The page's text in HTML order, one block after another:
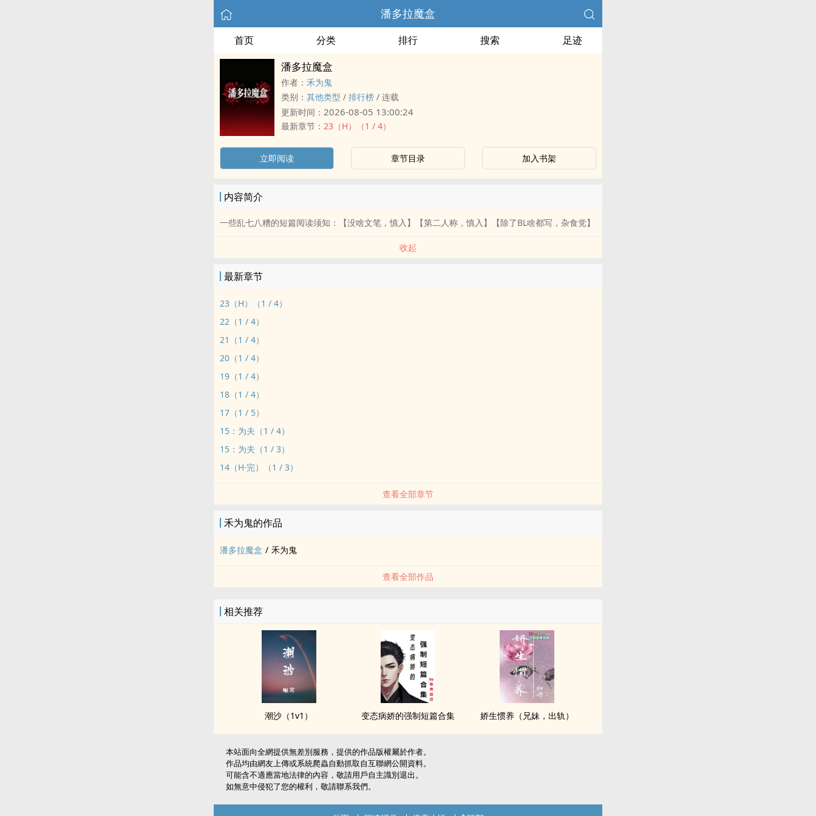
潘多拉魔盒
首页 分类 排行 搜索 足迹
潘多拉魔盒
作者： 禾为鬼
类别： 其他类型 / 排行榜 / 连载
更新时间： 2026-08-05 13:00:24
最新章节： 23（H）（1 / 4）
立即阅读 章节目录 加入书架
内容简介
一些乱七八糟的短篇阅读须知：【没啥文笔，慎入】【第二人称，慎入】【除了BL啥都写，杂食党】
收起
最新章节
23（H）（1 / 4）
22（1 / 4）
21（1 / 4）
20（1 / 4）
19（1 / 4）
18（1 / 4）
17（1 / 5）
15：为夫（1 / 4）
15：为夫（1 / 3）
14（H·完）（1 / 3）
查看全部章节
禾为鬼的作品
潘多拉魔盒 / 禾为鬼
查看全部作品
相关推荐
潮沙（1v1） 变态病娇的强制短篇合集 娇生惯养（‍兄‍妹‌‎，出轨）
本站面向全網提供無差別服務，提供的作品版權屬於作者。
作品均由網友上傳或系統爬蟲自動抓取自互聯網公開資料。
可能含不適應當地法律的內容，敬請用戶自主識別退出。
如無意中侵犯了您的權利，敬請聯系我們。